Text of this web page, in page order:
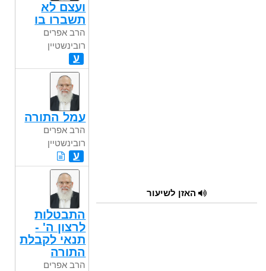
האזן לשיעור
ועצם לא
תשברו בו
הרב אפרים
רובינשטיין
ע
עמל התורה
הרב אפרים
רובינשטיין
ע
התבטלות
לרצון ה' -
תנאי לקבלת
התורה
הרב אפרים